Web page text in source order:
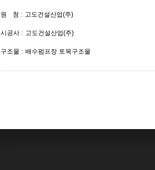
원 청 : 고도건설산업(주)
시공사 : 고도건설산업(주)
구조물 : 배수펌프장 토목구조물